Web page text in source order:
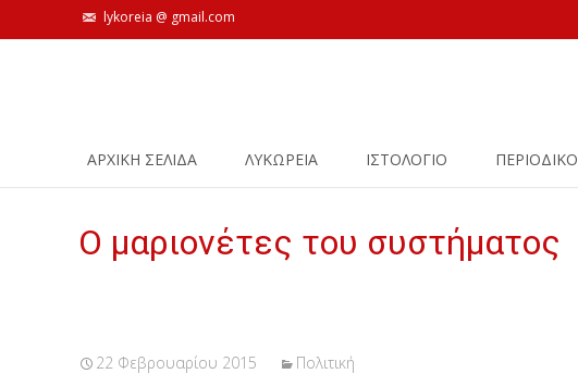
lykoreia @ gmail.com
ΑΡΧΙΚΗ ΣΕΛΙΔΑ ΛΥΚΩΡΕΙΑ ΙΣΤΟΛΌΓΙΟ ΠΕΡΙΟΔΙΚΟ
Ο μαριονέτες του συστήματος
22 Φεβρουαρίου 2015 Πολιτική